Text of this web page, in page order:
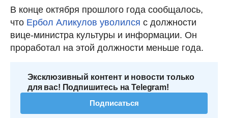
В конце октября прошлого года сообщалось,
что Ербол Аликулов уволился с должности
вице-министра культуры и информации. Он
проработал на этой должности меньше года.
Эксклюзивный контент и новости только
для вас! Подпишитесь на Telegram!
Подписаться